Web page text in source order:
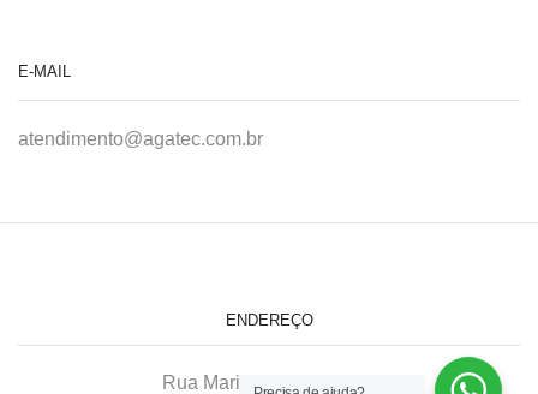
E-MAIL
atendimento@agatec.com.br
ENDEREÇO
Rua Maria Afonso, 166-A